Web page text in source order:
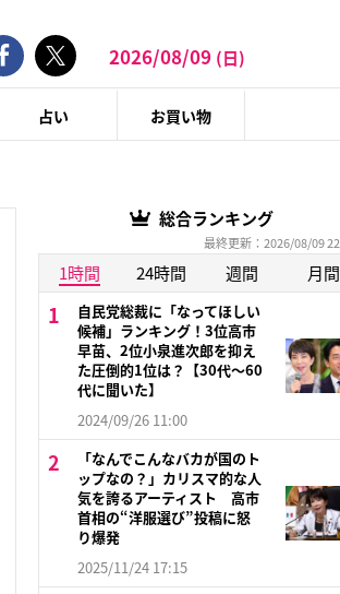
2026/08/09 (日)
占い お買い物
総合ランキング
最終更新：2026/08/09
1時間 24時間 週間 月間
自民党総裁に「なってほしい
候補」ランキング！3位高市
早苗、2位小泉進次郎を抑え
た圧倒的1位は？【30代〜60
代に聞いた】
2024/09/26 11:00
「なんでこんなバカが国のト
ップなの？」カリスマ的な人
気を誇るアーティスト 高市
首相の“洋服選び”投稿に怒
り爆発
2025/11/24 17:15